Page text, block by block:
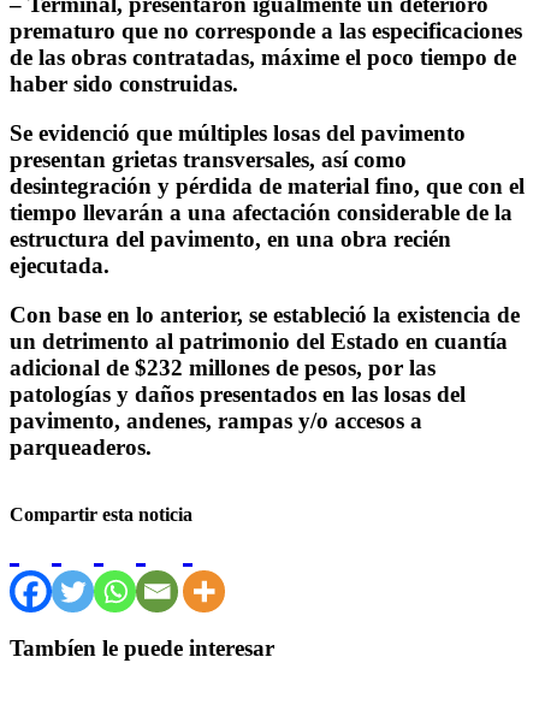
prematuro que no corresponde a las especificaciones
de las obras contratadas, máxime el poco tiempo de
haber sido construidas.
Se evidenció que múltiples losas del pavimento
presentan grietas transversales, así como
desintegración y pérdida de material fino, que con el
tiempo llevarán a una afectación considerable de la
estructura del pavimento, en una obra recién
ejecutada.
Con base en lo anterior, se estableció la existencia de
un detrimento al patrimonio del Estado en cuantía
adicional de $232 millones de pesos, por las
patologías y daños presentados en las losas del
pavimento, andenes, rampas y/o accesos a
parqueaderos.
Compartir esta noticia
Tambíen le puede interesar